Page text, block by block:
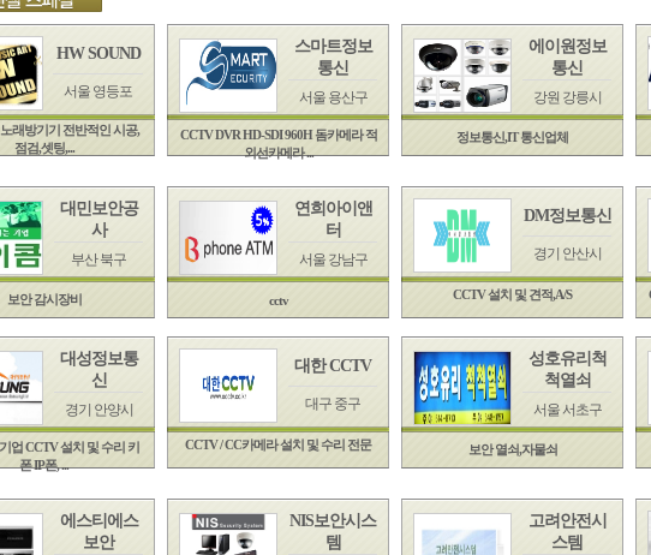
HW SOUND
서울 영등포
래방기기 전반적인 시공,
점검,셋팅,...
스마트정보
통신
서울 용산구
CCTV DVR HD-SDI 960H 돔카메라 적
외선카메라 ...
에이원정보
통신
강원 강릉시
정보통신,IT 통신업체
대민보안공
사
부산 북구
보안 감시장비
연희아이앤
터
서울 강남구
cctv
DM정보통신
경기 안산시
CCTV 설치 및 견적,A/S
대성정보통
신
경기 안양시
업 CCTV 설치 및 수리 키
폰 IP폰, ...
대한 CCTV
대구 중구
CCTV / CC카메라 설치 및 수리 전문
성호유리척
척열쇠
서울 서초구
보안 열쇠,자물쇠
에스티에스
보안
NIS보안시스
템
고려안전시
스템